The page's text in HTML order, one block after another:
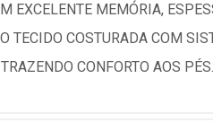
EXCELENTE MEMÓRIA,
COSTURADA COM
CONFORTO AOS PÉS.